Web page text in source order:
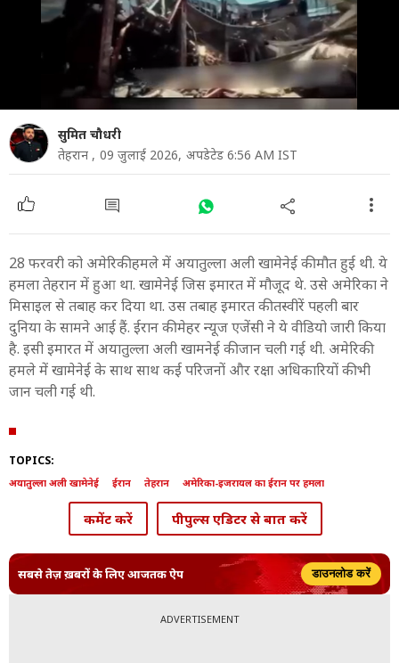
seconds
सुमित चौधरी
तेहरान , 09 जुलाई 2026, अपडेटेड 6:56 AM IST
28 फरवरी को अमेरिकी हमले में अयातुल्ला अली खामेनेई की मौत हुई थी. ये
हमला तेहरान में हुआ था. खामेनेई जिस इमारत में मौजूद थे. उसे अमेरिका ने
मिसाइल से तबाह कर दिया था. उस तबाह इमारत की तस्वीरें पहली बार
दुनिया के सामने आई हैं. ईरान की मेहर न्यूज एजेंसी ने ये वीडियो जारी किया
है. इसी इमारत में अयातुल्ला अली खामनेई की जान चली गई थी. अमेरिकी
हमले में खामेनेई के साथ साथ कई परिजनों और रक्षा अधिकारियों की भी
जान चली गई थी.
TOPICS:
अयातुल्ला अली खामेनेई ईरान तेहरान अमेरिका-इजरायल का ईरान पर हमला
कमेंट करें पीपुल्स एडिटर से बात करें
सबसे तेज़ ख़बरों के लिए आजतक ऐप डाउनलोड करें
ADVERTISEMENT